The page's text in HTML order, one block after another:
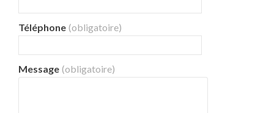
Téléphone (obligatoire)
Message (obligatoire)